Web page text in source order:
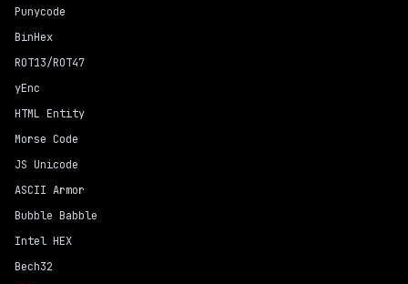
Punycode
BinHex
ROT13/ROT47
yEnc
HTML Entity
Morse Code
JS Unicode
ASCII Armor
Bubble Babble
Intel HEX
Bech32